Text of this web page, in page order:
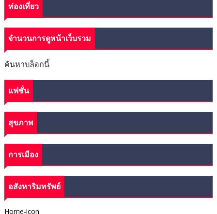
ท่องเที่ยว
จำนวนการดูหน้าเว็บรวม
ค้นหาบล็อกนี้
แฟชั่น
สุขภาพ
การเมือง
อสังหาริมทรัพย์
Home-icon